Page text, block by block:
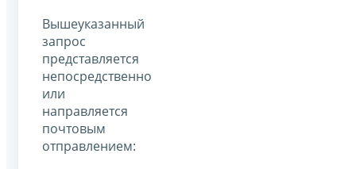
Вышеуказанный
запрос
представляется
непосредственно
или
направляется
почтовым
отправлением: